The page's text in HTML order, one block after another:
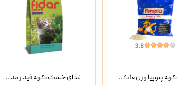
غذای خشک گربه فیدار مدل Adult وزن 10 کیلوگرم خاک گربه پتوپیا وزن ۱۰ کیلوگرم